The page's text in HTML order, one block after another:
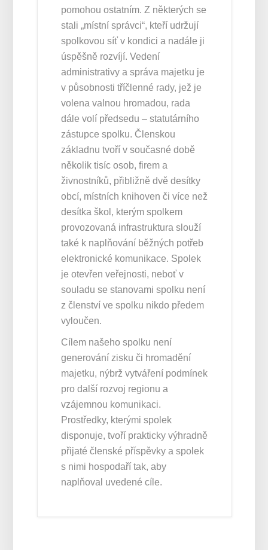
pomohou ostatním. Z některých se
stali „místní správci“, kteří udržují
spolkovou síť v kondici a nadále ji
úspěšně rozvíjí. Vedení
administrativy a správa majetku je
v působnosti tříčlenné rady, jež je
volena valnou hromadou, rada
dále volí předsedu – statutárního
zástupce spolku. Členskou
základnu tvoří v současné době
několik tisíc osob, firem a
živnostníků, přibližně dvě desítky
obcí, místních knihoven či více než
desítka škol, kterým spolkem
provozovaná infrastruktura slouží
také k naplňování běžných potřeb
elektronické komunikace. Spolek
je otevřen veřejnosti, neboť v
souladu se stanovami spolku není
z členství ve spolku nikdo předem
vyloučen.
Cílem našeho spolku není
generování zisku či hromadění
majetku, nýbrž vytváření podmínek
pro další rozvoj regionu a
vzájemnou komunikaci.
Prostředky, kterými spolek
disponuje, tvoří prakticky výhradně
přijaté členské příspěvky a spolek
s nimi hospodaří tak, aby
naplňoval uvedené cíle.